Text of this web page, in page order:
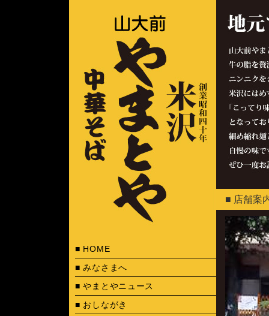
■ HOME
■ みなさまへ
■ やまとやニュース
■ おしながき
■ 店舗案